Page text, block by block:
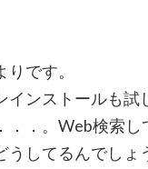
です。
ンストールも試
．。Web検索し
してるんでしょ